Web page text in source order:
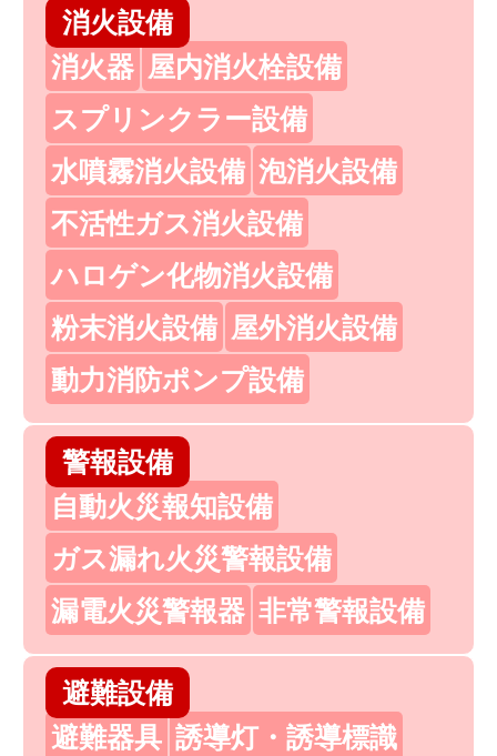
消火設備
消火器 屋内消火栓設備
スプリンクラー設備
水噴霧消火設備 泡消火設備
不活性ガス消火設備
ハロゲン化物消火設備
粉末消火設備 屋外消火設備
動力消防ポンプ設備
警報設備
自動火災報知設備
ガス漏れ火災警報設備
漏電火災警報器 非常警報設備
避難設備
避難器具 誘導灯・誘導標識